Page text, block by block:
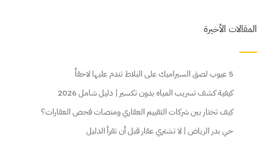
المقالات الأخيرة
5 عيوب لصق السيراميك على البلاط تندم عليها لاحقاً
كيفية كشف تسريب المياه بدون تكسير | دليل شامل 2026
كيف تختار بين شركات التقييم العقاري ومنصات فحص العقارات؟
حي بدر الرياض | لا تشتري عقار قبل أن تقرأ الدليل